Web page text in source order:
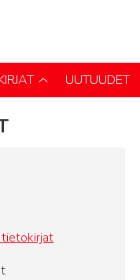
UUTUUDET
tietokirjat